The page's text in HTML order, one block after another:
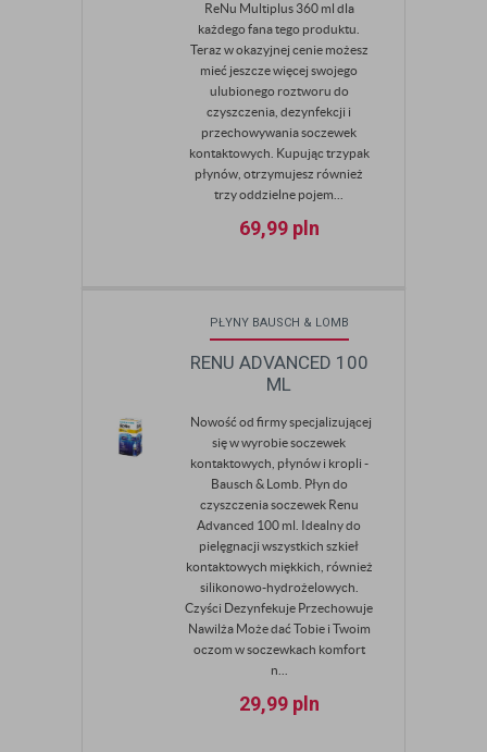
ReNu Multiplus 360 ml dla
każdego fana tego produktu.
Teraz w okazyjnej cenie możesz
mieć jeszcze więcej swojego
ulubionego roztworu do
czyszczenia, dezynfekcji i
przechowywania soczewek
kontaktowych. Kupując trzypak
płynów, otrzymujesz również
trzy oddzielne pojem...
69,99 pln
PŁYNY BAUSCH & LOMB
RENU ADVANCED 100
ML
Nowość od firmy specjalizującej
się w wyrobie soczewek
kontaktowych, płynów i kropli -
Bausch & Lomb. Płyn do
czyszczenia soczewek Renu
Advanced 100 ml. Idealny do
pielęgnacji wszystkich szkieł
kontaktowych miękkich, również
silikonowo-hydrożelowych.
Czyści Dezynfekuje Przechowuje
Nawilża Może dać Tobie i Twoim
oczom w soczewkach komfort
n...
29,99 pln